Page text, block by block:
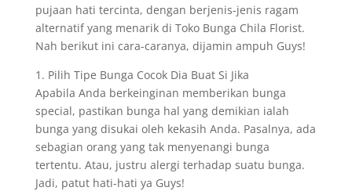
pujaan hati tercinta, dengan berjenis-jenis ragam
alternatif yang menarik di Toko Bunga Chila Florist.
Nah berikut ini cara-caranya, dijamin ampuh Guys!
1. Pilih Tipe Bunga Cocok Dia Buat Si Jika
Apabila Anda berkeinginan memberikan bunga
special, pastikan bunga hal yang demikian ialah
bunga yang disukai oleh kekasih Anda. Pasalnya, ada
sebagian orang yang tak menyenangi bunga
tertentu. Atau, justru alergi terhadap suatu bunga.
Jadi, patut hati-hati ya Guys!